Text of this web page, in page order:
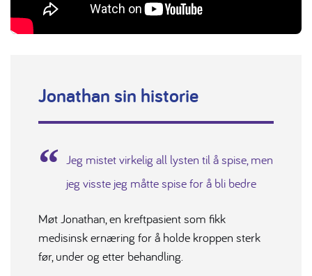
Jonathan sin historie
Jeg mistet virkelig all lysten til å spise, men
jeg visste jeg måtte spise for å bli bedre
Møt Jonathan, en kreftpasient som fikk
medisinsk ernæring for å holde kroppen sterk
før, under og etter behandling.